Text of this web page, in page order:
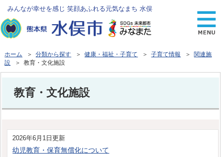
みんなが幸せを感じ 笑顔あふれる元気なまち 水俣
ホーム ＞分類から探す ＞健康・福祉・子育て ＞子育て情報 ＞ 関連施
設 ＞ 教育・文化施設
教育・文化施設
2026年6月1日更新
幼児教育・保育無償化について